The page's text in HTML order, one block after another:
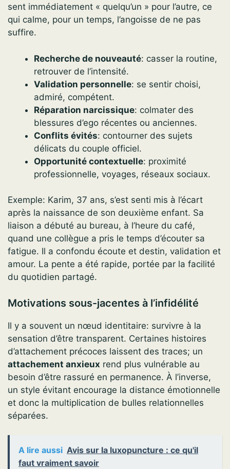
sent immédiatement « quelqu’un » pour l’autre, ce
qui calme, pour un temps, l’angoisse de ne pas
suffire.
Recherche de nouveauté: casser la routine,
retrouver de l’intensité.
Validation personnelle: se sentir choisi,
admiré, compétent.
Réparation narcissique: colmater des
blessures d’ego récentes ou anciennes.
Conflits évités: contourner des sujets
délicats du couple officiel.
Opportunité contextuelle: proximité
professionnelle, voyages, réseaux sociaux.
Exemple: Karim, 37 ans, s’est senti mis à l’écart
après la naissance de son deuxième enfant. Sa
liaison a débuté au bureau, à l’heure du café,
quand une collègue a pris le temps d’écouter sa
fatigue. Il a confondu écoute et destin, validation et
amour. La pente a été rapide, portée par la facilité
du quotidien partagé.
Motivations sous-jacentes à l’infidélité
Il y a souvent un nœud identitaire: survivre à la
sensation d’être transparent. Certaines histoires
d’attachement précoces laissent des traces; un
attachement anxieux rend plus vulnérable au
besoin d’être rassuré en permanence. À l’inverse,
un style évitant encourage la distance émotionnelle
et donc la multiplication de bulles relationnelles
séparées.
A lire aussi Avis sur la luxopuncture : ce qu'il
faut vraiment savoir